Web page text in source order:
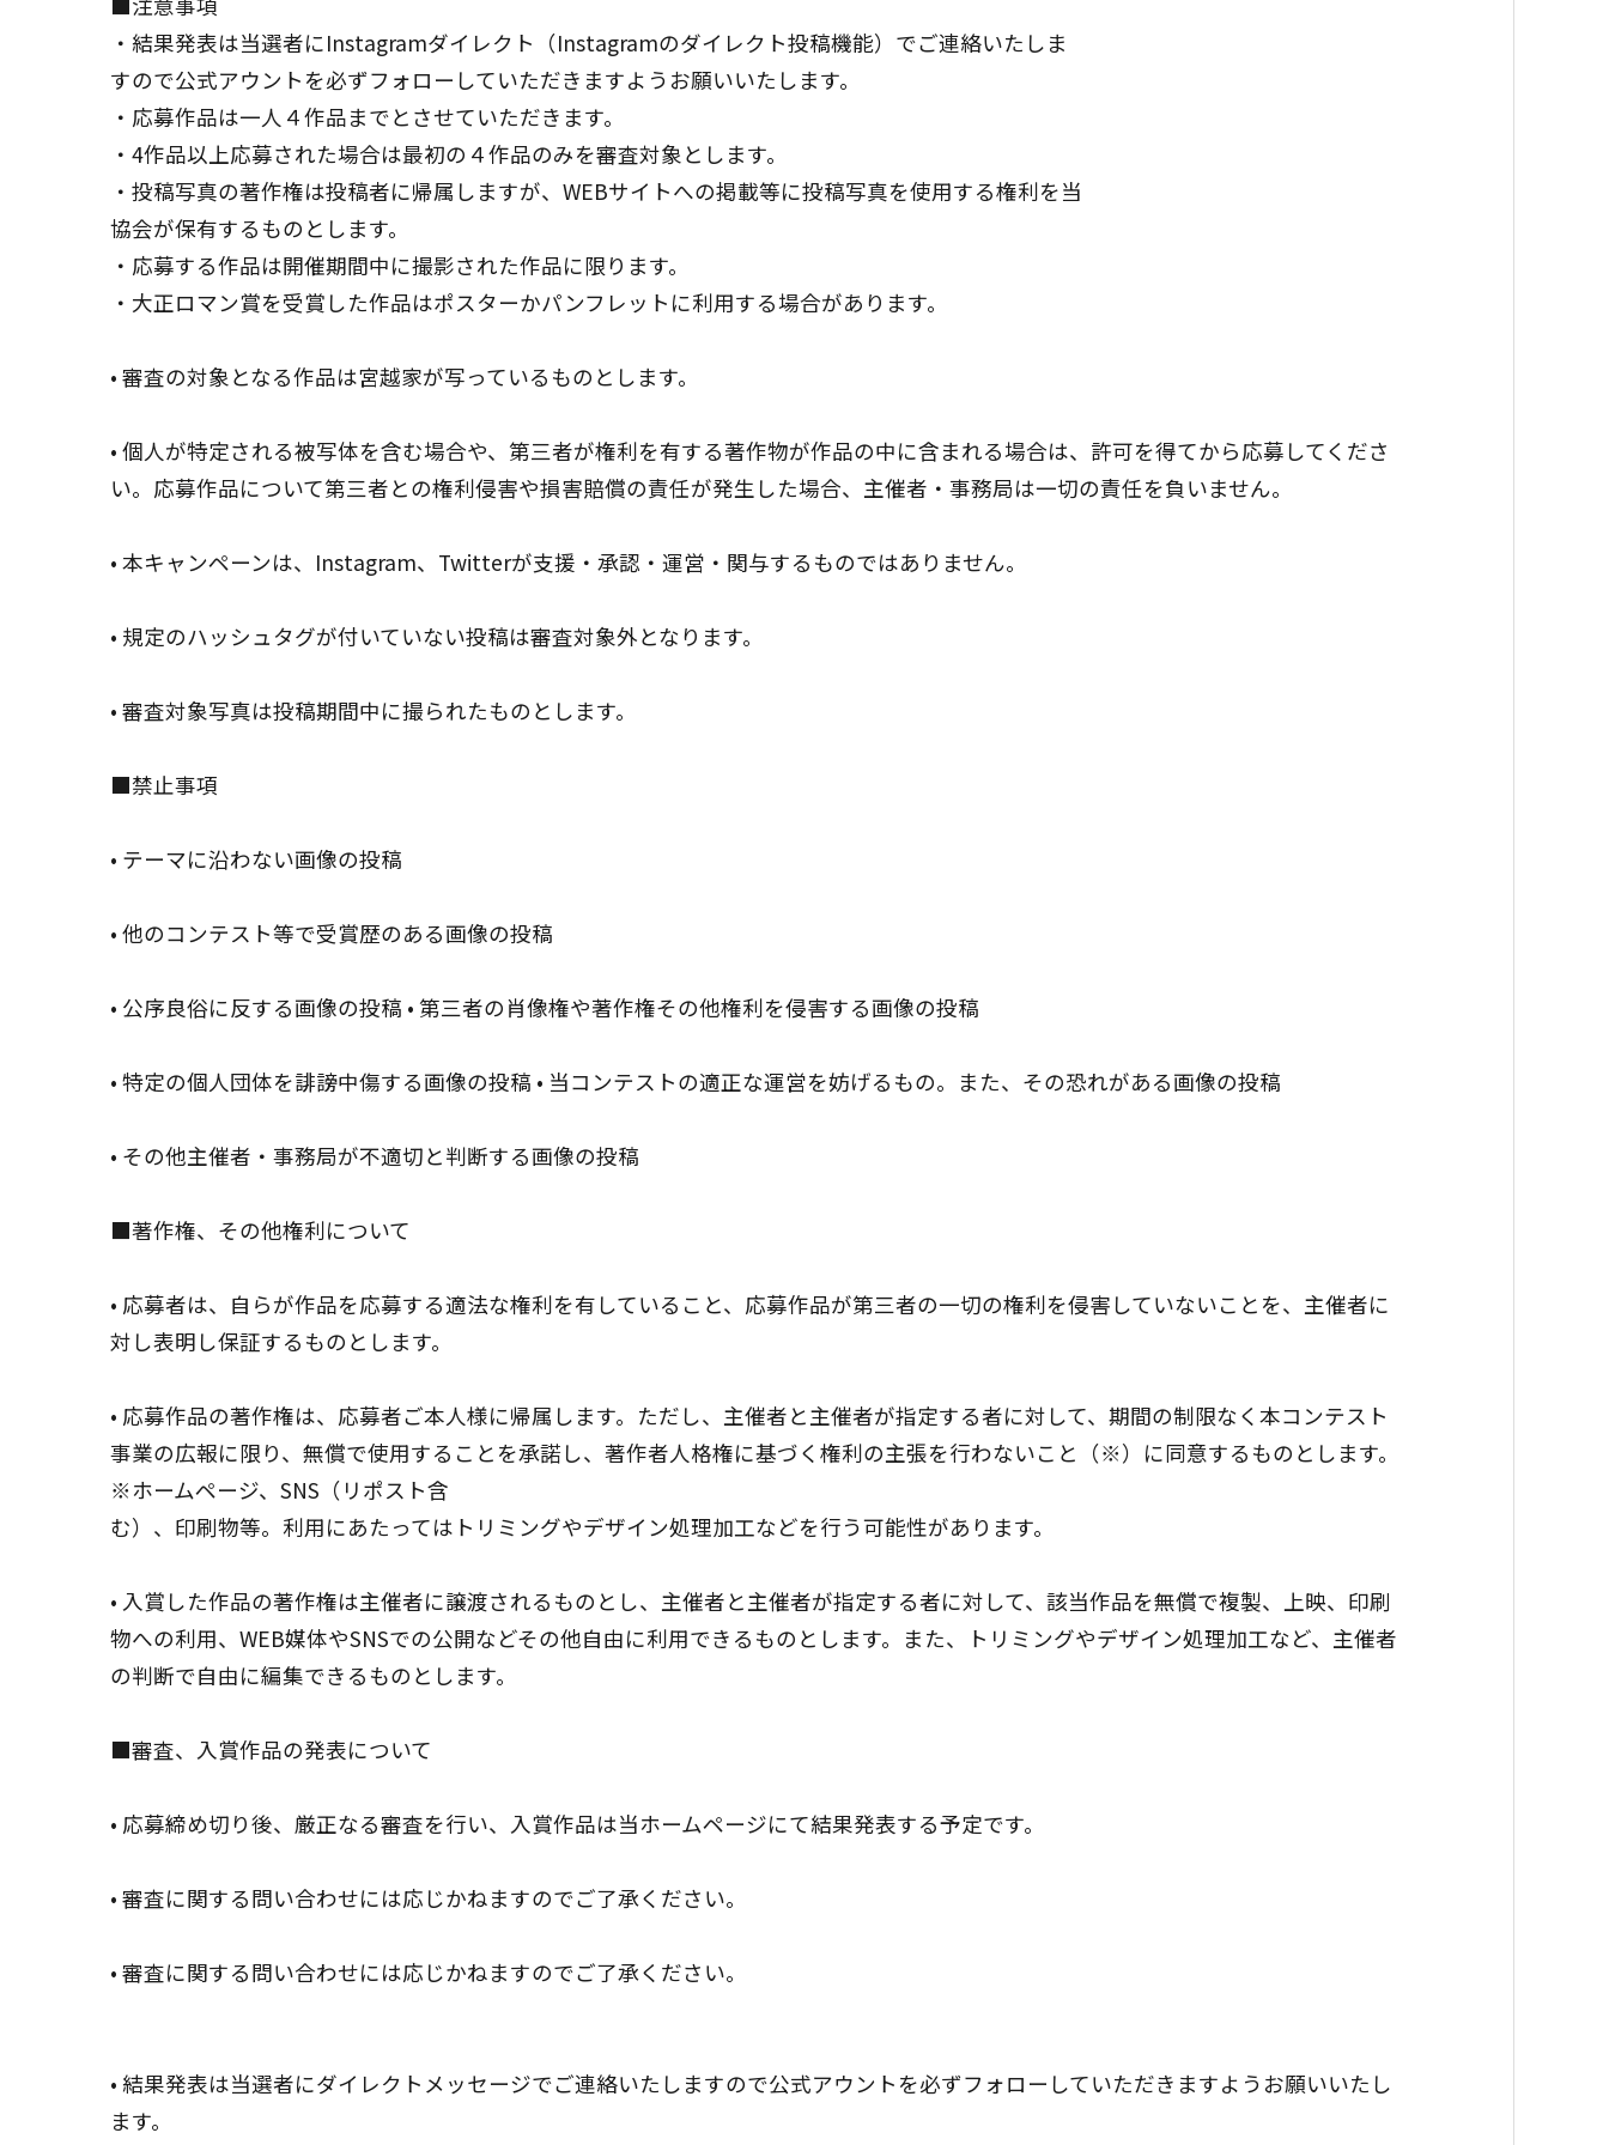
・結果発表は当選者にInstagramダイレクト（Instagramのダイレクト投稿機能）でご連絡いたしま
すので公式アウントを必ずフォローしていただきますようお願いいたします。
・応募作品は一人４作品までとさせていただきます。
・4作品以上応募された場合は最初の４作品のみを審査対象とします。
・投稿写真の著作権は投稿者に帰属しますが、WEBサイトへの掲載等に投稿写真を使用する権利を当
協会が保有するものとします。
・応募する作品は開催期間中に撮影された作品に限ります。
・大正ロマン賞を受賞した作品はポスターかパンフレットに利用する場合があります。
• 審査の対象となる作品は宮越家が写っているものとします。
• 個人が特定される被写体を含む場合や、第三者が権利を有する著作物が作品の中に含まれる場合は、許可を得てから応募してくださ
い。応募作品について第三者との権利侵害や損害賠償の責任が発生した場合、主催者・事務局は一切の責任を負いません。
• 本キャンペーンは、Instagram、Twitterが支援・承認・運営・関与するものではありません。
• 規定のハッシュタグが付いていない投稿は審査対象外となります。
• 審査対象写真は投稿期間中に撮られたものとします。
■禁止事項
• テーマに沿わない画像の投稿
• 他のコンテスト等で受賞歴のある画像の投稿
• 公序良俗に反する画像の投稿 • 第三者の肖像権や著作権その他権利を侵害する画像の投稿
• 特定の個人団体を誹謗中傷する画像の投稿 • 当コンテストの適正な運営を妨げるもの。また、その恐れがある画像の投稿
• その他主催者・事務局が不適切と判断する画像の投稿
■著作権、その他権利について
• 応募者は、自らが作品を応募する適法な権利を有していること、応募作品が第三者の一切の権利を侵害していないことを、主催者に
対し表明し保証するものとします。
• 応募作品の著作権は、応募者ご本人様に帰属します。ただし、主催者と主催者が指定する者に対して、期間の制限なく本コンテスト
事業の広報に限り、無償で使用することを承諾し、著作者人格権に基づく権利の主張を行わないこと（※）に同意するものとします。
※ホームページ、SNS（リポスト含
む）、印刷物等。利用にあたってはトリミングやデザイン処理加工などを行う可能性があります。
• 入賞した作品の著作権は主催者に譲渡されるものとし、主催者と主催者が指定する者に対して、該当作品を無償で複製、上映、印刷
物への利用、WEB媒体やSNSでの公開などその他自由に利用できるものとします。また、トリミングやデザイン処理加工など、主催者
の判断で自由に編集できるものとします。
■審査、入賞作品の発表について
• 応募締め切り後、厳正なる審査を行い、入賞作品は当ホームページにて結果発表する予定です。
• 審査に関する問い合わせには応じかねますのでご了承ください。
• 審査に関する問い合わせには応じかねますのでご了承ください。
• 結果発表は当選者にダイレクトメッセージでご連絡いたしますので公式アウントを必ずフォローしていただきますようお願いいたし
ます。